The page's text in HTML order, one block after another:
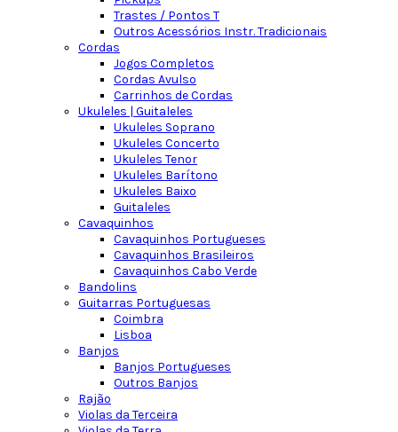
Trastes / Pontos T
Outros Acessórios Instr. Tradicionais
Cordas
Jogos Completos
Cordas Avulso
Carrinhos de Cordas
Ukuleles | Guitaleles
Ukuleles Soprano
Ukuleles Concerto
Ukuleles Tenor
Ukuleles Barítono
Ukuleles Baixo
Guitaleles
Cavaquinhos
Cavaquinhos Portugueses
Cavaquinhos Brasileiros
Cavaquinhos Cabo Verde
Bandolins
Guitarras Portuguesas
Coimbra
Lisboa
Banjos
Banjos Portugueses
Outros Banjos
Rajão
Violas da Terceira